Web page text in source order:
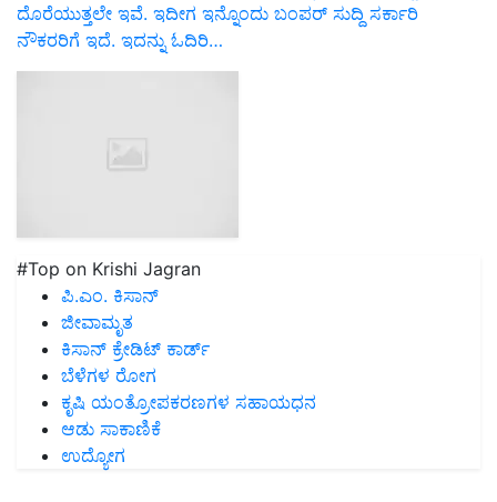
ದೊರೆಯುತ್ತಲೇ ಇವೆ. ಇದೀಗ ಇನ್ನೊಂದು ಬಂಪರ್‌ ಸುದ್ದಿ ಸರ್ಕಾರಿ
ನೌಕರರಿಗೆ ಇದೆ. ಇದನ್ನು ಓದಿರಿ…
#Top on Krishi Jagran
ಪಿ.ಎಂ. ಕಿಸಾನ್
ಜೀವಾಮೃತ
ಕಿಸಾನ್ ಕ್ರೇಡಿಟ್ ಕಾರ್ಡ್
ಬೆಳೆಗಳ ರೋಗ
ಕೃಷಿ ಯಂತ್ರೋಪಕರಣಗಳ ಸಹಾಯಧನ
ಆಡು ಸಾಕಾಣಿಕೆ
ಉದ್ಯೋಗ